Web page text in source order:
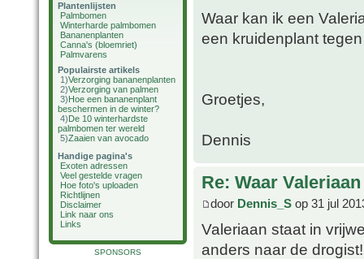
Plantenlijsten
Palmbomen
Winterharde palmbomen
Bananenplanten
Canna's (bloemriet)
Palmvarens
Populairste artikels
1)Verzorging bananenplanten
2)Verzorging van palmen
3)Hoe een bananenplant
beschermen in de winter?
4)De 10 winterhardste
palmbomen ter wereld
5)Zaaien van avocado
Handige pagina's
Exoten adressen
Veel gestelde vragen
Hoe foto's uploaden
Richtlijnen
Disclaimer
Link naar ons
Links
SPONSORS
Waar kan ik een
een kruidenplant
Groetjes,
Dennis
Re: Waar
door Dennis_S op 31 jul
Valeriaan staat in
anders naar de